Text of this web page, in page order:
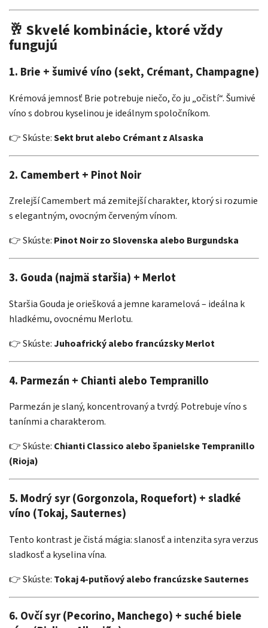
🥂 Skvelé kombinácie, ktoré vždy
fungujú
1. Brie + šumivé víno (sekt, Crémant, Champagne)
Krémová jemnosť Brie potrebuje niečo, čo ju „očistí“. Šumivé
víno s dobrou kyselinou je ideálnym spoločníkom.
👉 Skúste:Sekt brut alebo Crémant z Alsaska
2. Camembert + Pinot Noir
Zrelejší Camembert má zemitejší charakter, ktorý si rozumie
s elegantným, ovocným červeným vínom.
👉 Skúste: Pinot Noir zo Slovenska alebo Burgundska
3. Gouda (najmä staršia) + Merlot
Staršia Gouda je oriešková a jemne karamelová – ideálna k
hladkému, ovocnému Merlotu.
👉 Skúste: Juhoafrický alebo francúzsky Merlot
4. Parmezán + Chianti alebo Tempranillo
Parmezán je slaný, koncentrovaný a tvrdý. Potrebuje víno s
tanínmi a charakterom.
👉 Skúste: Chianti Classico alebo španielske Tempranillo
(Rioja)
5. Modrý syr (Gorgonzola, Roquefort) + sladké
víno (Tokaj, Sauternes)
Tento kontrast je čistá mágia: slanosť a intenzita syra verzus
sladkosť a kyselina vína.
👉 Skúste: Tokaj 4-putňový alebo francúzske Sauternes
6. Ovčí syr (Pecorino, Manchego) + suché biele